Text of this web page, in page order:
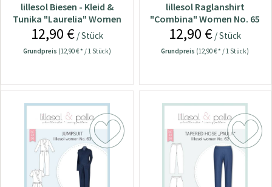
lillesol Biesen - Kleid &
Tunika "Laurelia" Women
No. 64
12,90 €/ Stück
Grundpreis (12,90 € * / 1 Stück)
lillesol Raglanshirt
"Combina" Women No. 65
12,90 € / Stück
Grundpreis (12,90 € * / 1 Stück)